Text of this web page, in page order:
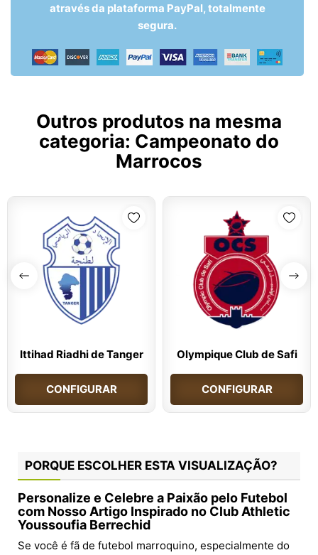
através da plataforma PayPal, totalmente
segura.
Outros produtos na mesma
categoria: Campeonato do
Marrocos
Ittihad Riadhi de Tanger
CONFIGURAR
Olympique Club de Safi
CONFIGURAR
PORQUE ESCOLHER ESTA VISUALIZAÇÃO?
Personalize e Celebre a Paixão pelo Futebol
com Nosso Artigo Inspirado no Club Athletic
Youssoufia Berrechid
Se você é fã de futebol marroquino, especialmente do